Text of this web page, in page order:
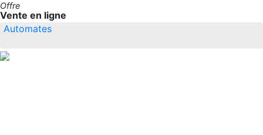
Offre
Vente en ligne
Automates